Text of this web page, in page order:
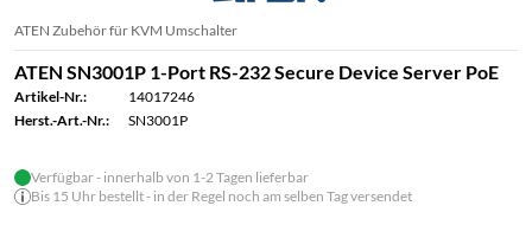
ATEN Zubehör für KVM Umschalter
ATEN SN3001P 1-Port RS-232 Secure Device Server PoE
Artikel-Nr.:
14017246
Herst.-Art.-Nr.:
SN3001P
Verfügbar - innerhalb von 1-2 Tagen lieferbar
Bis 15 Uhr bestellt - in der Regel noch am selben Tag versendet